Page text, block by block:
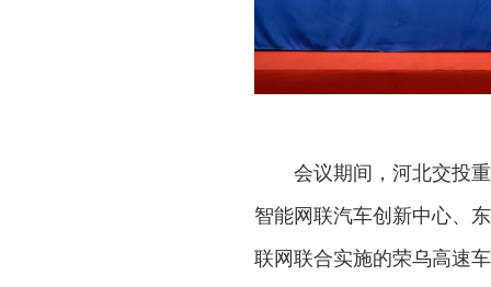
会议期间，河北交投重
智能网联汽车创新中心、
联网联合实施的荣乌高速